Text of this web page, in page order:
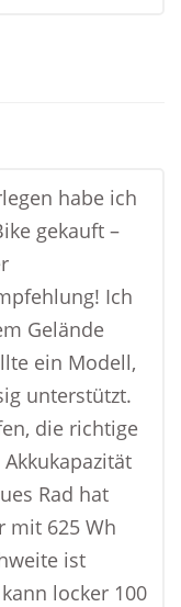
habe ich
gekauft –
Ich
Gelände
ein Modell,
unterstützt.
die richtige
Rad hat
mit 625 Wh
ist
locker 100